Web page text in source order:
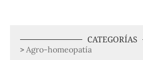
CATEGORÍAS
Agro-homeopatía